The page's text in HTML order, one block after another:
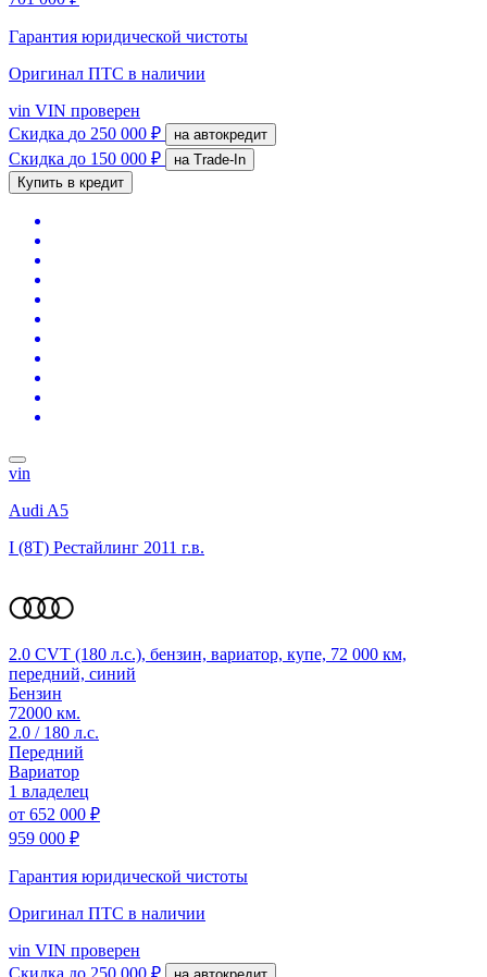
Гарантия юридической чистоты
Оригинал ПТС в наличии
vin VIN проверен
Скидка до 250 000 ₽ на автокредит
Скидка до 150 000 ₽
на Trade-In
Купить в кредит
vin
Audi A5
I (8T) Рестайлинг 2011 г.в.
2.0 CVT (180 л.с.), бензин, вариатор, купе, 72 000 км,
передний, синий
Бензин
72000 км.
2.0 / 180 л.с.
Передний
Вариатор
1 владелец
от 652 000 ₽
959 000 ₽
Гарантия юридической чистоты
Оригинал ПТС в наличии
vin VIN проверен
Скидка до 250 000 ₽